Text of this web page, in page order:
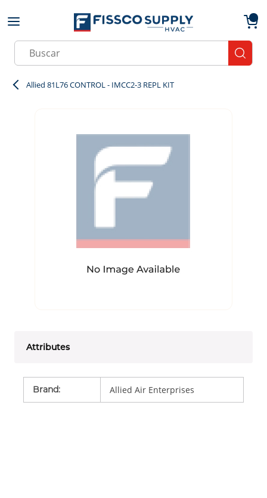
Skip to main content
Site Search
Allied 81L76 CONTROL - IMCC2-3 REPL KIT
Attributes
Brand: Allied Air Enterprises